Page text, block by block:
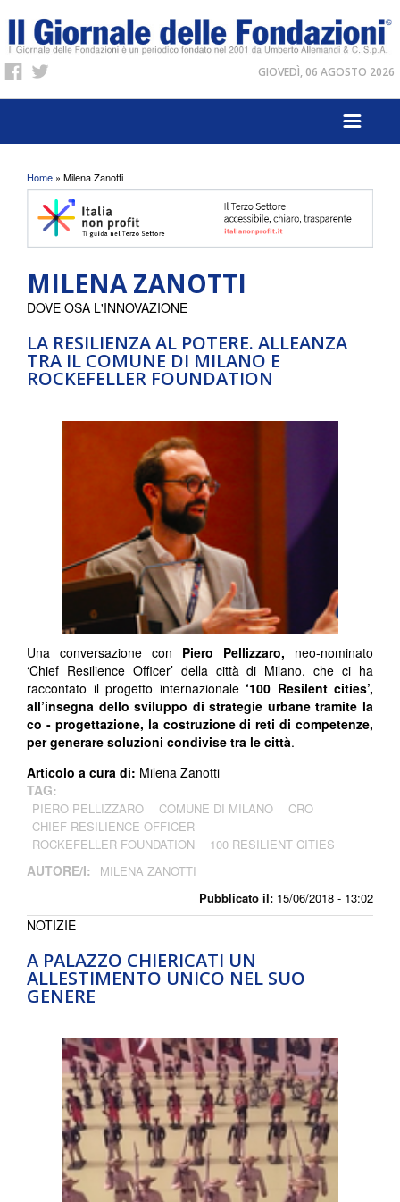
GIOVEDÌ, 06 AGOSTO 2026
Tu sei qui
Home » Milena Zanotti
MILENA ZANOTTI
LA RESILIENZA AL POTERE. ALLEANZA
TRA IL COMUNE DI MILANO E
ROCKEFELLER FOUNDATION
Pubblicato il: 15/06/2018 - 13:02
DOVE OSA L'INNOVAZIONE
Una conversazione con Piero Pellizzaro, neo-nominato
‘Chief Resilience Officer’ della città di Milano, che ci ha
raccontato il progetto internazionale ‘100 Resilent cities’,
all’insegna dello sviluppo di strategie urbane tramite la
co - progettazione, la costruzione di reti di competenze,
per generare soluzioni condivise tra le città.
Articolo a cura di: Milena Zanotti
TAG:
PIERO PELLIZZARO COMUNE DI MILANO
CRO
CHIEF RESILIENCE OFFICER
ROCKEFELLER FOUNDATION
100 RESILIENT CITIES
AUTORE/I: MILENA ZANOTTI
A PALAZZO CHIERICATI UN
ALLESTIMENTO UNICO NEL SUO
GENERE
NOTIZIE